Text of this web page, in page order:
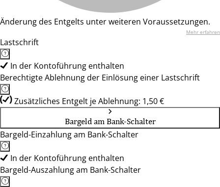
Änderung des Entgelts unter weiteren Voraussetzungen.
Mehr erfahren
Lastschrift
In der Kontoführung enthalten
Berechtigte Ablehnung der Einlösung einer Lastschrift
Zusätzliches Entgelt je Ablehnung: 1,50 €
Bargeld am Bank-Schalter
Bargeld-Einzahlung am Bank-Schalter
In der Kontoführung enthalten
Bargeld-Auszahlung am Bank-Schalter